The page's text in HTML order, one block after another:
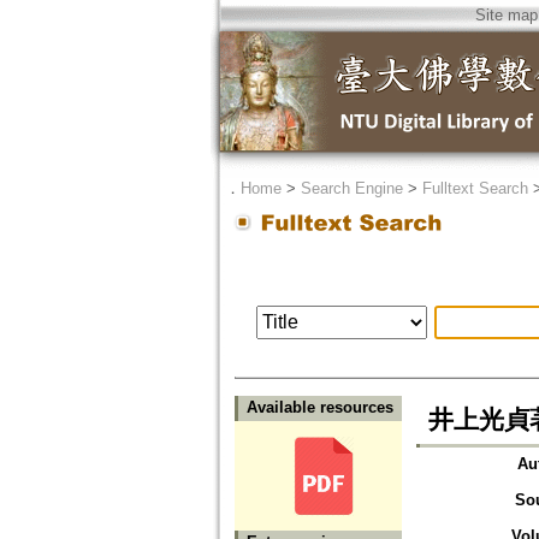
Site map
． Home> Search Engine> Fulltext Search
Available resources 井上光貞